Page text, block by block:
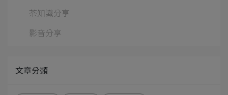
茶知識分享
影音分享
文章分類